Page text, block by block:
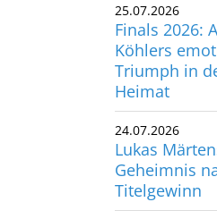
25.07.2026
Finals 2026:
Köhlers
Triumph in
Heimat
24.07.2026
Lukas
Geheimnis
Titelgewinn
D-34132 Kassel
Fax: +49 561 94083-15
info@dsv.de